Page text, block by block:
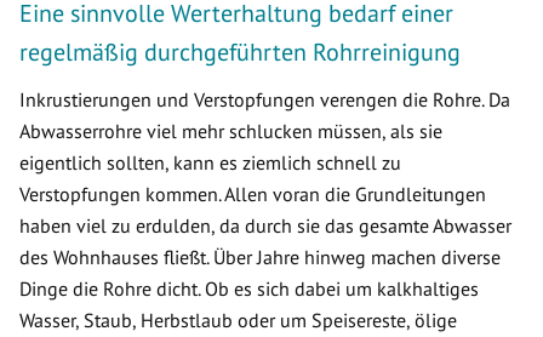
Eine sinnvolle Werterhaltung bedarf einer
regelmäßig durchgeführten Rohrreinigung
Inkrustierungen und Verstopfungen verengen die Rohre. Da
Abwasserrohre viel mehr schlucken müssen, als sie
eigentlich sollten, kann es ziemlich schnell zu
Verstopfungen kommen. Allen voran die Grundleitungen
haben viel zu erdulden, da durch sie das gesamte Abwasser
des Wohnhauses fließt. Über Jahre hinweg machen diverse
Dinge die Rohre dicht. Ob es sich dabei um kalkhaltiges
Wasser, Staub, Herbstlaub oder um Speisereste, ölige